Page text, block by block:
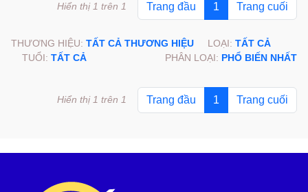
Trang đầu 1 Trang cuối
Hiển thị 1 trên 1
THƯƠNG HIỆU: TẤT CẢ THƯƠNG HIỆU LOẠI: TẤT CẢ
TUỔI: TẤT CẢ PHÂN LOẠI: PHỔ BIẾN NHẤT
Trang đầu 1 Trang cuối
Hiển thị 1 trên 1